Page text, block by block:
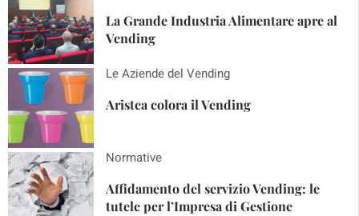
La Grande Industria Alimentare apre al
Vending
Le Aziende del Vending
Aristea colora il Vending
Normative
Affidamento del servizio Vending: le
tutele per l’Impresa di Gestione